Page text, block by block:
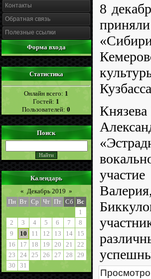
Контакты
Обратная связь
Полезные ссылки
Форма входа
Статистика
Онлайн всего: 1
Гостей: 1
Пользователей:0
Поиск
Календарь
« Декабрь 2019 »
Пн Вт Ср Чт Пт Сб Вс
1
2
3 4 5 6 7
8
9
10 11 12 13 14
15
16
17 18 19 20 21
22
23
24 25 26 27 28
29
30
31
8